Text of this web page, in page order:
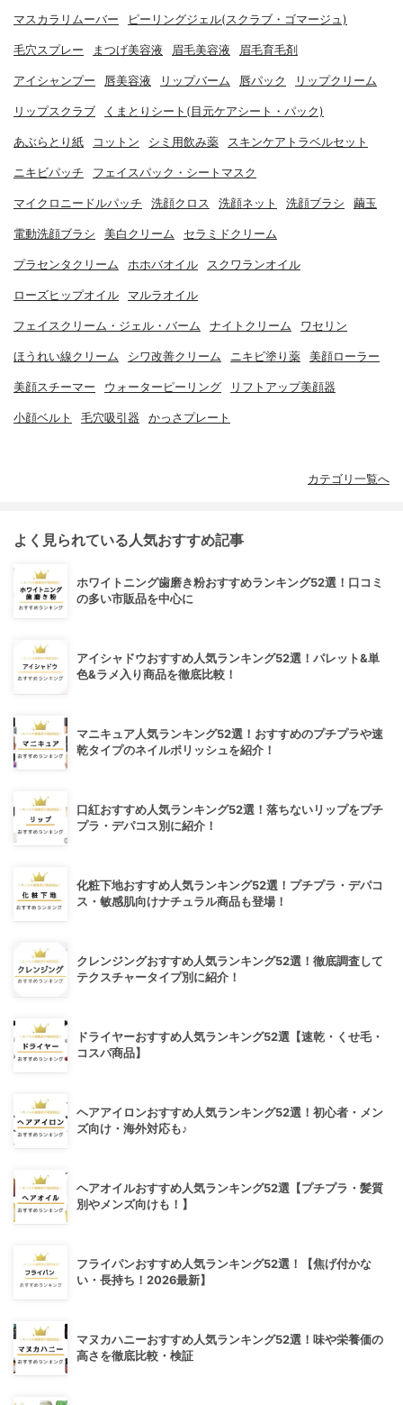
マスカラリムーバー ピーリングジェル(スクラブ・ゴマージュ)
毛穴スプレー まつげ美容液 眉毛美容液 眉毛育毛剤
アイシャンプー 唇美容液 リップバーム 唇パック リップクリーム
リップスクラブ くまとりシート(目元ケアシート・パック)
あぶらとり紙 コットン シミ用飲み薬 スキンケアトラベルセット
ニキビパッチ フェイスパック・シートマスク
マイクロニードルパッチ 洗顔クロス 洗顔ネット 洗顔ブラシ 繭玉
電動洗顔ブラシ 美白クリーム セラミドクリーム
プラセンタクリーム ホホバオイル スクワランオイル
ローズヒップオイル マルラオイル
フェイスクリーム・ジェル・バーム ナイトクリーム ワセリン
ほうれい線クリーム シワ改善クリーム ニキビ塗り薬 美顔ローラー
美顔スチーマー ウォーターピーリング リフトアップ美顔器
小顔ベルト 毛穴吸引器 かっさプレート
カテゴリ一覧へ
よく見られている人気おすすめ記事
ホワイトニング歯磨き粉おすすめランキング52選！口コミ
の多い市販品を中心に
アイシャドウおすすめ人気ランキング52選！パレット&単
色&ラメ入り商品を徹底比較！
マニキュア人気ランキング52選！おすすめのプチプラや速
乾タイプのネイルポリッシュを紹介！
口紅おすすめ人気ランキング52選！落ちないリップをプチ
プラ・デパコス別に紹介！
化粧下地おすすめ人気ランキング52選！プチプラ・デパコ
ス・敏感肌向けナチュラル商品も登場！
クレンジングおすすめ人気ランキング52選！徹底調査して
テクスチャータイプ別に紹介！
ドライヤーおすすめ人気ランキング52選【速乾・くせ毛・
コスパ商品】
ヘアアイロンおすすめ人気ランキング52選！初心者・メン
ズ向け・海外対応も♪
ヘアオイルおすすめ人気ランキング52選【プチプラ・髪質
別やメンズ向けも！】
フライパンおすすめ人気ランキング52選！【焦げ付かな
い・長持ち！2026最新】
マヌカハニーおすすめ人気ランキング52選！味や栄養価の
高さを徹底比較・検証